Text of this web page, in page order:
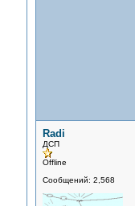
Radi
ДСП
Offline
Сообщений: 2,568